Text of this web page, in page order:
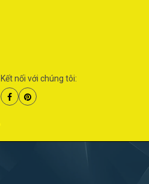
Kết nối với chúng tôi: